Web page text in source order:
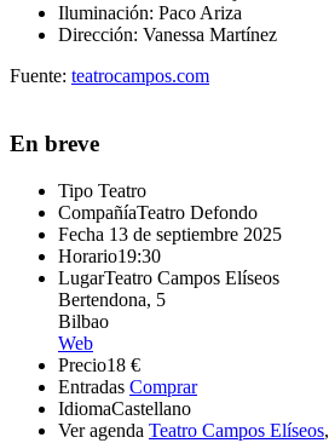
Iluminación: Paco Ariza
Dirección: Vanessa Martínez
Fuente: teatrocampos.com
En breve
Tipo Teatro
CompañíaTeatro Defondo
Fecha 13 de septiembre 2025
Horario19:30
LugarTeatro Campos Elíseos
Bertendona, 5
Bilbao
Web
Precio18 €
Entradas Comprar
IdiomaCastellano
Ver agenda Teatro Campos Elíseos,